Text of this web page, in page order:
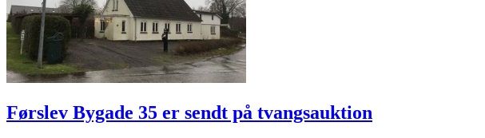
Førslev Bygade 35 er sendt på tvangsauktion